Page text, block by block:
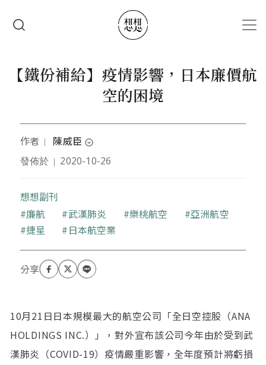
【鐵份補給】疫情影響，日本廉價航
空的困境
作者 ｜ 陳威臣 expand_circle_down
媒體工作者，資深政治幕僚，專長天上飛的、地上跑
當家庭煮夫，順便觀察日本政經及文化史地。
發佈於 ｜ 2020-10-26
想想副刊
關鍵字
廉航 武漢肺炎 樂桃航空
亞洲航空
捷星
日本航空業
10月21日日本規模最大的航空公司「全日空控股（ANA
HOLDINGS INC.）」，對外宣布該公司今年由於受到武
漢肺炎（COVID-19）疫情嚴重影響，全年度預計將虧損